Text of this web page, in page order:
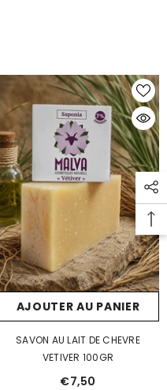
AJOUTER AU PANIER
SAVON AU LAIT DE CHEVRE
VETIVER 100GR
€7,50